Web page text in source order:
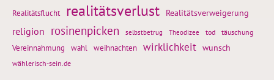
Realitätsflucht realitätsverlust Realitätsverweigerung
religion rosinenpicken selbstbetrug Theodizee tod täuschung
Vereinnahmung wahl weihnachten wirklichkeit wunsch
wählerisch-sein.de